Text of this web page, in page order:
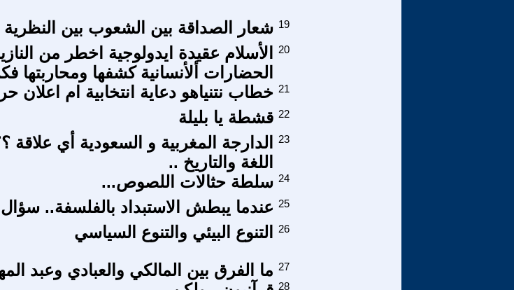
شعار الصداقة بين الشعوب بين النظرية 19
الأسلام عقيدة ايدولوجية اخطر من
الحضارات ألأنسانية كشفها ومحاربتها
20
خطاب نتنياهو دعاية انتخابية ام اعلان 21
قشطة يا بليلة 22
الدارجة المغربية و السعودية أي
اللغة والتاريخ ..
23
سلطة حثالات اللصوص... 24
عندما يبطش الاستبداد بالفلسفة.. سؤال 25
التنوع البيئي والتنوع السياسي 26
ما الفرق بين المالكي والعبادي وعبد 27
28